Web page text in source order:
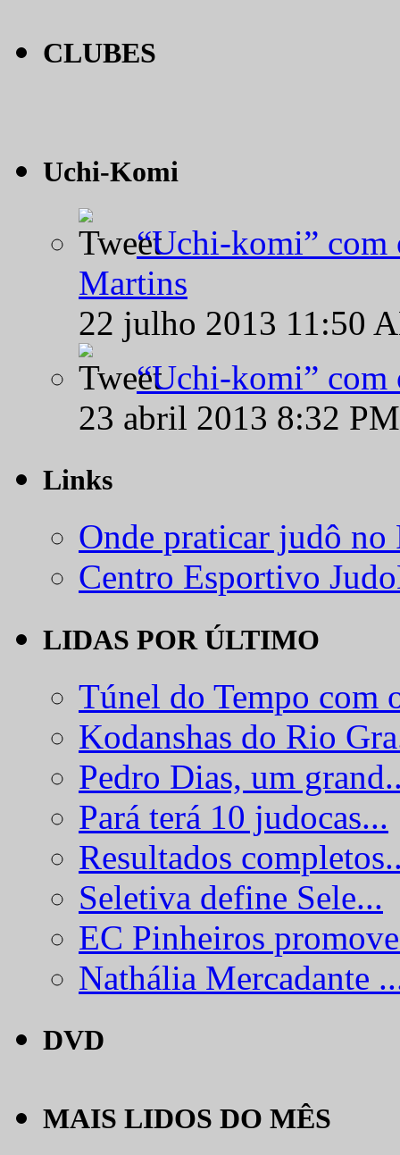
CLUBES
Uchi-Komi
“Uchi-komi” com
Martins
22 julho 2013 11:50
“Uchi-komi” com
23 abril 2013 8:32
Links
Onde praticar judô
Centro Esportivo
LIDAS POR ÚLTIMO
Túnel do Tempo com
Kodanshas do Rio
Pedro Dias, um
Pará terá 10 judocas...
Resultados
Seletiva define Sele...
EC Pinheiros
Nathália Mercadante
DVD
MAIS LIDOS DO MÊS